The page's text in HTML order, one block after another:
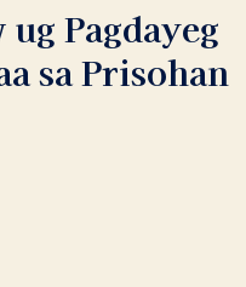
Pagdayeg
sa Prisohan